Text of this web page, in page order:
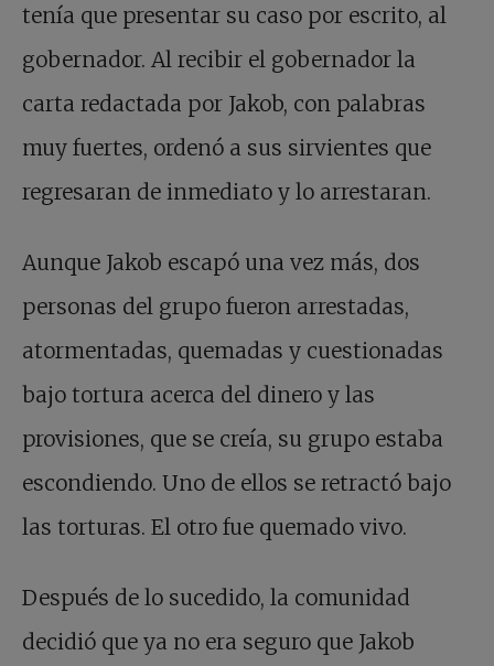
tenía que presentar su caso por escrito, al
gobernador. Al recibir el gobernador la
carta redactada por Jakob, con palabras
muy fuertes, ordenó a sus sirvientes que
regresaran de inmediato y lo arrestaran.
Aunque Jakob escapó una vez más, dos
personas del grupo fueron arrestadas,
atormentadas, quemadas y cuestionadas
bajo tortura acerca del dinero y las
provisiones, que se creía, su grupo estaba
escondiendo. Uno de ellos se retractó bajo
las torturas. El otro fue quemado vivo.
Después de lo sucedido, la comunidad
decidió que ya no era seguro que Jakob